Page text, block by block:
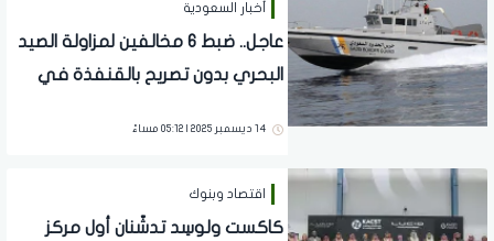
أخبار السعودية
عاجل.. ضبط 6 مخالفين لمزاولة الصيد
البحري بدون تصريح بالقنفذة في
14 ديسمبر 2025 | 05:12 مساءً
اقتصاد وبنوك
كاكست ولوسِد تدشّنان أول مركز